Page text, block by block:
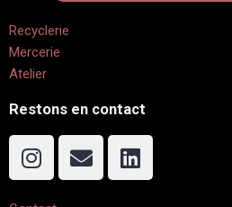
Recyclerie
Mercerie
Atelier
Restons en contact